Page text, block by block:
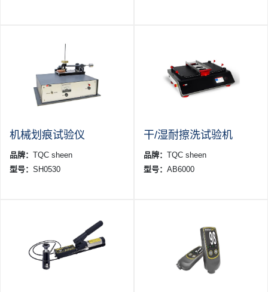
机械划痕试验仪
品牌： TQC sheen
型号： SH0530
干/湿耐擦洗试验机
品牌： TQC sheen
型号： AB6000